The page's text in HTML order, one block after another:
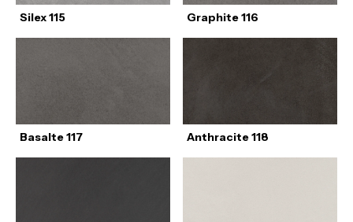
Silex 115 Graphite 116
Basalte 117 Anthracite 118